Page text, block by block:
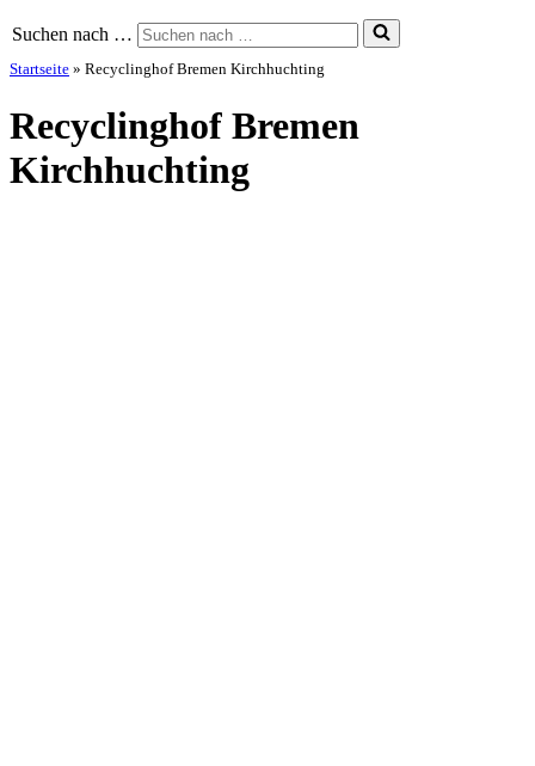
Suchen nach …
Startseite » Recyclinghof Bremen Kirchhuchting
Recyclinghof Bremen
Kirchhuchting